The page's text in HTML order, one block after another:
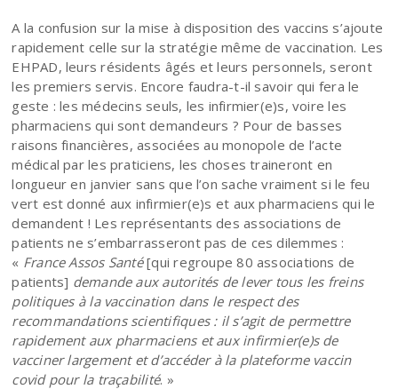
A la confusion sur la mise à disposition des vaccins s’ajoute
rapidement celle sur la stratégie même de vaccination. Les
EHPAD, leurs résidents âgés et leurs personnels, seront
les premiers servis. Encore faudra-t-il savoir qui fera le
geste : les médecins seuls, les infirmier(e)s, voire les
pharmaciens qui sont demandeurs ? Pour de basses
raisons financières, associées au monopole de l’acte
médical par les praticiens, les choses traineront en
longueur en janvier sans que l’on sache vraiment si le feu
vert est donné aux infirmier(e)s et aux pharmaciens qui le
demandent ! Les représentants des associations de
patients ne s’embarrasseront pas de ces dilemmes :
« France Assos Santé[qui regroupe 80 associations de
patients] demande aux autorités de lever tous les freins
politiques à la vaccination dans le respect des
recommandations scientifiques : il s’agit de permettre
rapidement aux pharmaciens et aux infirmier(e)s de
vacciner largement et d’accéder à la plateforme vaccin
covid pour la traçabilité. »